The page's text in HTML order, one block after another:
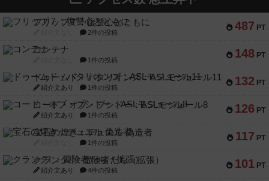
487 PT
フリップ７：復讐心とともに
2件の投稿
148 PT
コンテナ
1件の投稿
132 PT
ドゥームド・バタリオンズ：ASLモジュール11
紹介文あり 1件の投稿
126 PT
コード・オブ・ブシドー：ASLモジュール8
紹介文あり 1件の投稿
117 PT
宝石の煌き：デュエル 偽造者
1件の投稿
101 PT
クランク! ：冒険者たち（拡張）
紹介文あり 4件の投稿